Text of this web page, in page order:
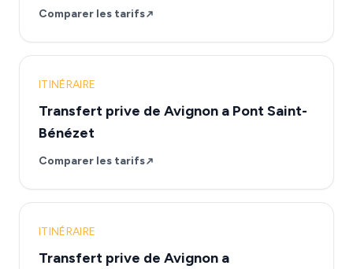
Comparer les tarifs
ITINÉRAIRE
Transfert prive de Avignon a Pont Saint-
Bénézet
Comparer les tarifs
ITINÉRAIRE
Transfert prive de Avignon a